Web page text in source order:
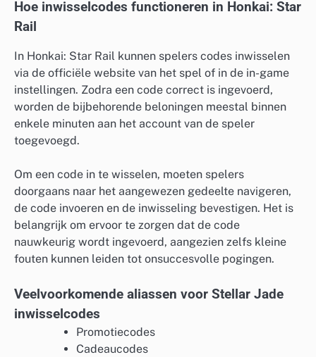
Hoe inwisselcodes functioneren in Honkai: Star
Rail
In Honkai: Star Rail kunnen spelers codes inwisselen
via de officiële website van het spel of in de in-game
instellingen. Zodra een code correct is ingevoerd,
worden de bijbehorende beloningen meestal binnen
enkele minuten aan het account van de speler
toegevoegd.
Om een code in te wisselen, moeten spelers
doorgaans naar het aangewezen gedeelte navigeren,
de code invoeren en de inwisseling bevestigen. Het is
belangrijk om ervoor te zorgen dat de code
nauwkeurig wordt ingevoerd, aangezien zelfs kleine
fouten kunnen leiden tot onsuccesvolle pogingen.
Veelvoorkomende aliassen voor Stellar Jade
inwisselcodes
Promotiecodes
Cadeaucodes